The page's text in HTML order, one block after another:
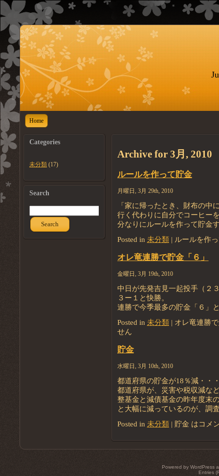
Home
Categories
未分類 (17)
Search
Search
Archive for 3月, 2010
ルールを作って貯金
月曜日, 3月 29th, 2010
「家に帰ったとき、財布の中
行く代わりに自分でコーヒー
分なりにルールを作って貯金
Posted in 未分類| ルールを作
オレ竜連勝で貯金「６」
金曜日, 3月 19th, 2010
中日が先発吉見一起投手（２
３ー１と快勝。
連勝で今季最多の貯金「６」
Posted in 未分類| オレ竜連勝
せん
貯金
水曜日, 3月 10th, 2010
都道府県の貯金が18％減・・
都道府県が、災害や税収減な
整基金と減債基金の昨年度末
と大幅に減っているのが、調
Posted in 未分類| 貯金 はコメ
Powered by WordPress
Entries